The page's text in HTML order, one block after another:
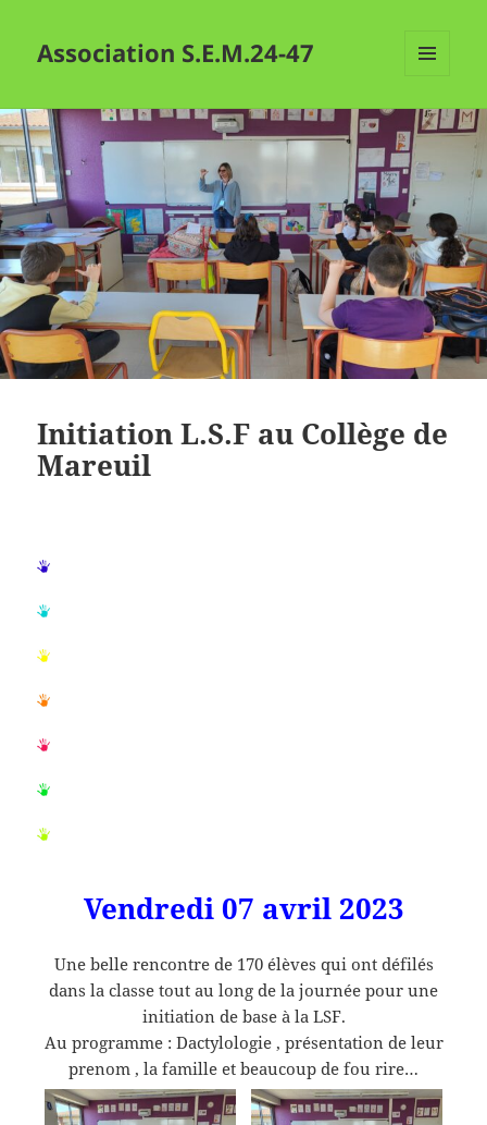
Association S.E.M.24-47
WIDGETS
Initiation L.S.F au Collège de
Mareuil
Vendredi 07 avril 2023
Une belle rencontre de 170 élèves qui ont défilés
dans la classe tout au long de la journée pour une
initiation de base à la LSF.
Au programme : Dactylologie , présentation de leur
prenom , la famille et beaucoup de fou rire…